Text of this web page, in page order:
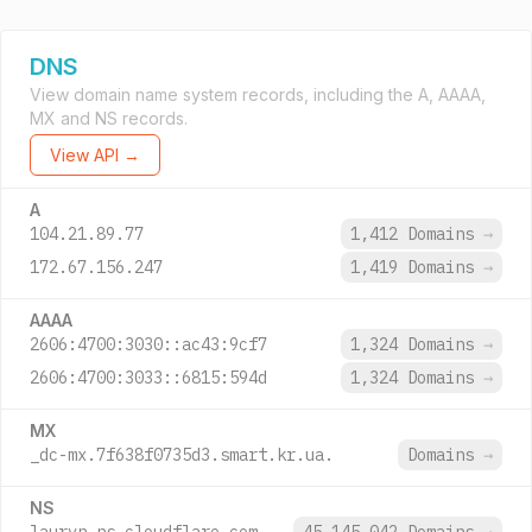
DNS
View domain name system records, including the A, AAAA,
MX and NS records.
View API →
A
104.21.89.77 1,412 Domains →
172.67.156.247
1,419 Domains →
AAAA
2606:4700:3030::ac43:9cf7 1,324 Domains →
2606:4700:3033::6815:594d
1,324 Domains →
MX
_dc-mx.7f638f0735d3.smart.kr.ua. Domains →
NS